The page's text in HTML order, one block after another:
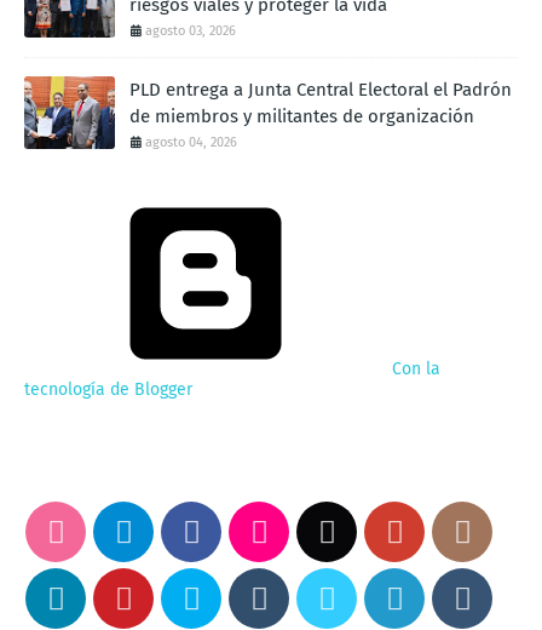
riesgos viales y proteger la vida
agosto 03, 2026
PLD entrega a Junta Central Electoral el Padrón
de miembros y militantes de organización
agosto 04, 2026
Con la
tecnología de Blogger